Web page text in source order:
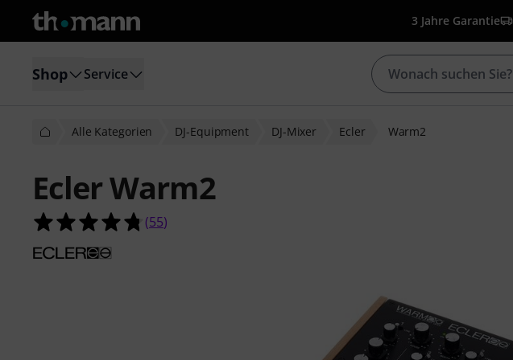
3 Jahre Garantie
Shop Service
Alle Kategorien DJ-Equipment DJ-Mixer Ecler Warm2
Ecler Warm2
4.8 von 5 Sternen aus 55 Kundenbewertungen
(55)